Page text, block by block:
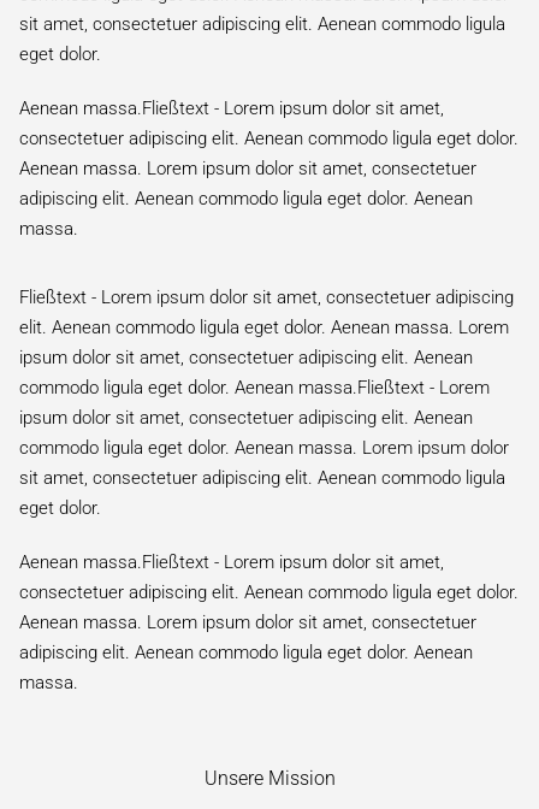
sit amet, consectetuer adipiscing elit. Aenean commodo ligula
eget dolor.
Aenean massa.Fließtext - Lorem ipsum dolor sit amet,
consectetuer adipiscing elit. Aenean commodo ligula eget dolor.
Aenean massa. Lorem ipsum dolor sit amet, consectetuer
adipiscing elit. Aenean commodo ligula eget dolor. Aenean
massa.
Fließtext - Lorem ipsum dolor sit amet, consectetuer adipiscing
elit. Aenean commodo ligula eget dolor. Aenean massa. Lorem
ipsum dolor sit amet, consectetuer adipiscing elit. Aenean
commodo ligula eget dolor. Aenean massa.Fließtext - Lorem
ipsum dolor sit amet, consectetuer adipiscing elit. Aenean
commodo ligula eget dolor. Aenean massa. Lorem ipsum dolor
sit amet, consectetuer adipiscing elit. Aenean commodo ligula
eget dolor.
Aenean massa.Fließtext - Lorem ipsum dolor sit amet,
consectetuer adipiscing elit. Aenean commodo ligula eget dolor.
Aenean massa. Lorem ipsum dolor sit amet, consectetuer
adipiscing elit. Aenean commodo ligula eget dolor. Aenean
massa.
Unsere Mission